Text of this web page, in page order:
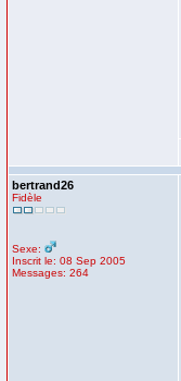
bertrand26
Fidèle
Sexe:
Inscrit le: 08 Sep 2005
Messages: 264